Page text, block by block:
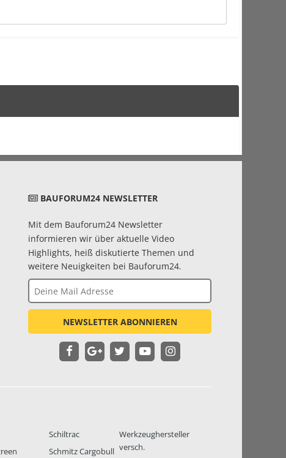
BAUFORUM24 NEWSLETTER
Mit dem Bauforum24 Newsletter
informieren wir über aktuelle Video
Highlights, heiß diskutierte Themen und
weitere Neuigkeiten bei Bauforum24.
NEWSLETTER ABONNIEREN
Schiltrac
Schmitz Cargobull
Werkzeughersteller
versch.